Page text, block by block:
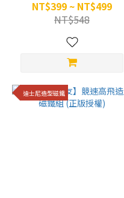
鐵組 (正版授權)
NT$399 ~ NT$499
NT$548
迪士尼造型磁鐵